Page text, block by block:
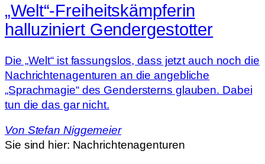
„Welt“-Freiheitskämpferin
halluziniert Gendergestotter
Die „Welt“ ist fassungslos, dass jetzt auch noch die
Nachrichtenagenturen an die angebliche
„Sprachmagie“ des Gendersterns glauben. Dabei
tun die das gar nicht.
Von Stefan Niggemeier
Sie sind hier: Nachrichtenagenturen